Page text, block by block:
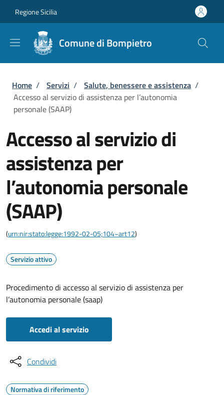
Regione Sicilia
Comune di Bompietro
Briciole di pane
Home / Servizi / Salute, benessere e assistenza /
Accesso al servizio di assistenza per l’autonomia
personale (SAAP)
Accesso al servizio di
assistenza per
l’autonomia personale
(SAAP)
(urn:nir:stato:legge:1992-02-05;104~art12)
Servizio attivo
Procedimento di accesso al servizio di assistenza per
l’autonomia personale (saap)
Accedi al servizio
Condividi
Normativa di riferimento